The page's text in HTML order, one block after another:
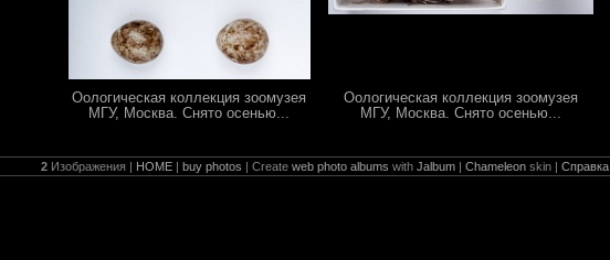
Оологическая коллекция зоомузея
МГУ, Москва. Снято осенью...
Оологическая коллекция зоомузея
МГУ, Москва. Снято осенью...
2 Изображения | HOME | buy photos | Create web photo albums with Jalbum | Chameleon skin | Справка